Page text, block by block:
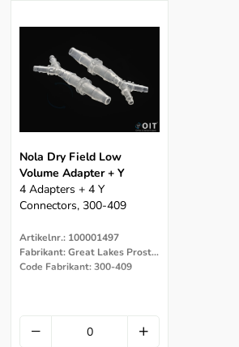
Nola Dry Field Low
Volume Adapter + Y
4 Adapters + 4 Y
Connectors, 300-409
Artikelnr.: 100001497
Fabrikant: Great Lakes Prostodontics
Code Fabrikant: 300-409